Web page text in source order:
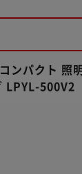
ンパクト 照
LPYL-500V2
購